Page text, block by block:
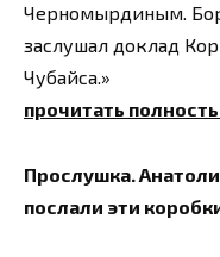
Черномырдиным.
заслушал доклад
Чубайса.»
прочитать
Прослушка.
послали эти